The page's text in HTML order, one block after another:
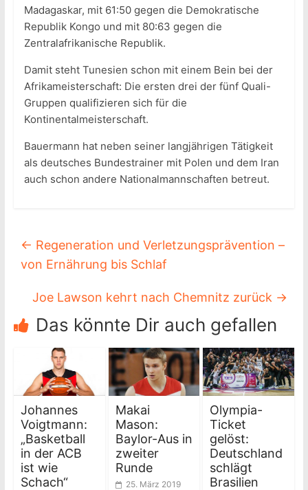
Madagaskar, mit 61:50 gegen die Demokratische
Republik Kongo und mit 80:63 gegen die
Zentralafrikanische Republik.
Damit steht Tunesien schon mit einem Bein bei der
Afrikameisterschaft: Die ersten drei der fünf Quali-
Gruppen qualifizieren sich für die
Kontinentalmeisterschaft.
Bauermann hat neben seiner langjährigen Tätigkeit
als deutsches Bundestrainer mit Polen und dem Iran
auch schon andere Nationalmannschaften betreut.
← Regeneration und Verletzungsprävention –
von Ernährung bis Schlaf
Joe Lawson kehrt nach Chemnitz zurück →
Das könnte Dir auch gefallen
Johannes
Voigtmann:
„Basketball
in der ACB
ist wie
Schach“
Makai
Mason:
Baylor-Aus in
zweiter
Runde
25. März 2019
Olympia-
Ticket
gelöst:
Deutschland
schlägt
Brasilien